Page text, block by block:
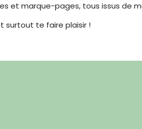
et marque-pages, tous issus de
surtout te faire plaisir !